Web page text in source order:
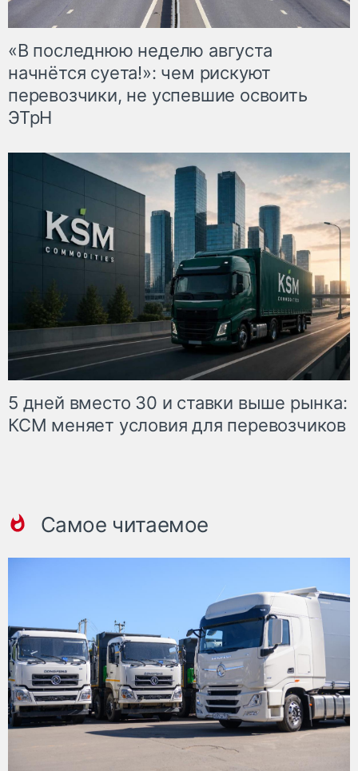
«В последнюю неделю августа
начнётся суета!»: чем рискуют
перевозчики, не успевшие освоить
ЭТрН
5 дней вместо 30 и ставки выше рынка:
КСМ меняет условия для перевозчиков
Самое читаемое